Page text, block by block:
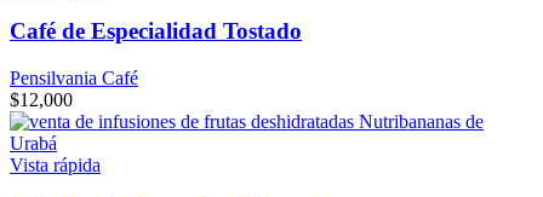
Café de Especialidad Tostado
Pensilvania Café
$12,000
Vista rápida